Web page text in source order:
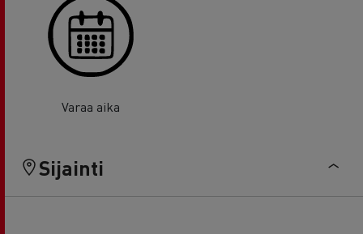
Varaa aika
Sijainti